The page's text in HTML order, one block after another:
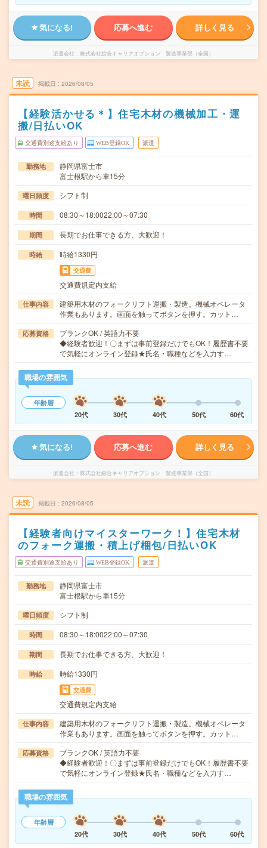
気になる! 応募へ進む 詳しく見る
派遣会社 株式会社綜合キャリアオプション 製造事業部（全国）
未読 掲載日 2026/08/05
【経験活かせる＊】住宅木材の機械加工・運
搬/日払いOK
交通費別途支給あり WEB登録OK 派遣
勤務地
静岡県富士市
富士根駅から車15分
曜日頻度 シフト制
時間 08:30～18:0022:00～07:30
期間 長期でお仕事できる方、大歓迎！
時給 時給1330円
交通費
交通費規定内支給
仕事内容
建築用木材のフォークリフト運搬・製造。機械オペレータ
作業もあります。画面を触ってボタンを押す。カット…
応募資格
ブランクOK / 英語力不要
◆経験者歓迎！〇まずは事前登録だけでもOK！履歴書不要
で気軽にオンライン登録★氏名・職種などを入力す…
職場の雰囲気
年齢層
20代
30代 40代 50代 60代
気になる! 応募へ進む 詳しく見る
派遣会社 株式会社綜合キャリアオプション 製造事業部（全国）
未読 掲載日 2026/08/05
【経験者向けマイスターワーク！】住宅木材
のフォーク運搬・積上げ梱包/日払いOK
交通費別途支給あり WEB登録OK 派遣
勤務地
静岡県富士市
富士根駅から車15分
曜日頻度 シフト制
時間 08:30～18:0022:00～07:30
期間 長期でお仕事できる方、大歓迎！
時給 時給1330円
交通費
交通費規定内支給
仕事内容
建築用木材のフォークリフト運搬・製造。機械オペレータ
作業もあります。画面を触ってボタンを押す。カット…
応募資格
ブランクOK / 英語力不要
◆経験者歓迎！〇まずは事前登録だけでもOK！履歴書不要
で気軽にオンライン登録★氏名・職種などを入力す…
職場の雰囲気
年齢層
20代
30代 40代 50代 60代